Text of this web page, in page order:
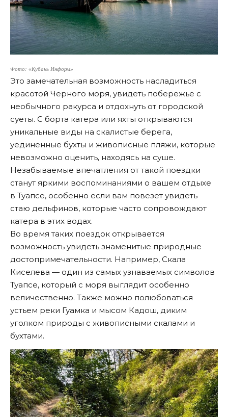
Фото: «Кубань Информ»
Это замечательная возможность насладиться
красотой Черного моря, увидеть побережье с
необычного ракурса и отдохнуть от городской
суеты. С борта катера или яхты открываются
уникальные виды на скалистые берега,
уединенные бухты и живописные пляжи, которые
невозможно оценить, находясь на суше.
Незабываемые впечатления от такой поездки
станут яркими воспоминаниями о вашем отдыхе
в Туапсе, особенно если вам повезет увидеть
стаю дельфинов, которые часто сопровождают
катера в этих водах.
Во время таких поездок открывается
возможность увидеть знаменитые природные
достопримечательности. Например, Скала
Киселева — один из самых узнаваемых символов
Туапсе, который с моря выглядит особенно
величественно. Также можно полюбоваться
устьем реки Гуамка и мысом Кадош, диким
уголком природы с живописными скалами и
бухтами.